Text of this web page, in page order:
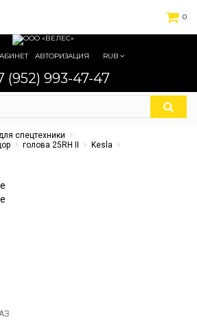
0
АВТОРИЗАЦИЯ RUB
(952) 993-47-47
спецтехники
голова 25RH II
Kesla